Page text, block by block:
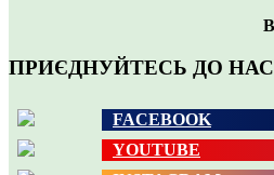
ПРИЄДНУЙТЕСЬ ДО
FACEBOOK
YOUTUBE